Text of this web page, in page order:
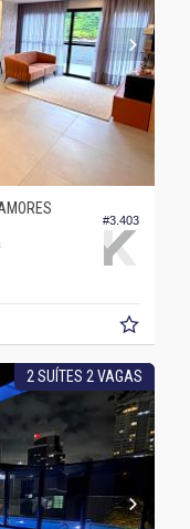
#3.403
2 SUÍTES 2 VAGAS